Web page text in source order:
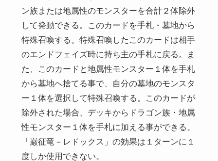
ン族または地属性のモンスターを合計２体除外
して発動できる。このカードを手札・墓地から
特殊召喚する。特殊召喚したこのカードは相手
のエンドフェイズ時に持ち主の手札に戻る。ま
た、このカードと地属性モンスター１体を手札
から墓地へ捨てる事で、自分の墓地のモンスタ
ー１体を選択して特殊召喚する。このカードが
除外された場合、デッキからドラゴン族・地属
性モンスター１体を手札に加える事ができる。
「巌征竜－レドックス」の効果は１ターンに１
度しか使用できない。